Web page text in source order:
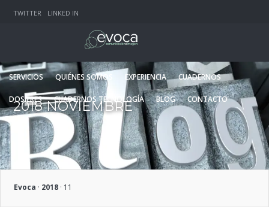
TWITTER LINKED IN
SERVICIOS QUIÉNES SOMOS EXPERIENCIA CUADERNOS
DOSIERES CUADERNOS TECNOLOGÍA BLOG CONTACTO
2018 NOVIEMBRE
Evoca · 2018 · 11